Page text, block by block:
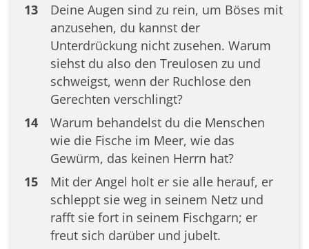
13
Deine Augen sind zu rein, um Böses mit
anzusehen, du kannst der
Unterdrückung nicht zusehen. Warum
siehst du also den Treulosen zu und
schweigst, wenn der Ruchlose den
Gerechten verschlingt?
14
Warum behandelst du die Menschen
wie die Fische im Meer, wie das
Gewürm, das keinen Herrn hat?
15
Mit der Angel holt er sie alle herauf, er
schleppt sie weg in seinem Netz und
rafft sie fort in seinem Fischgarn; er
freut sich darüber und jubelt.